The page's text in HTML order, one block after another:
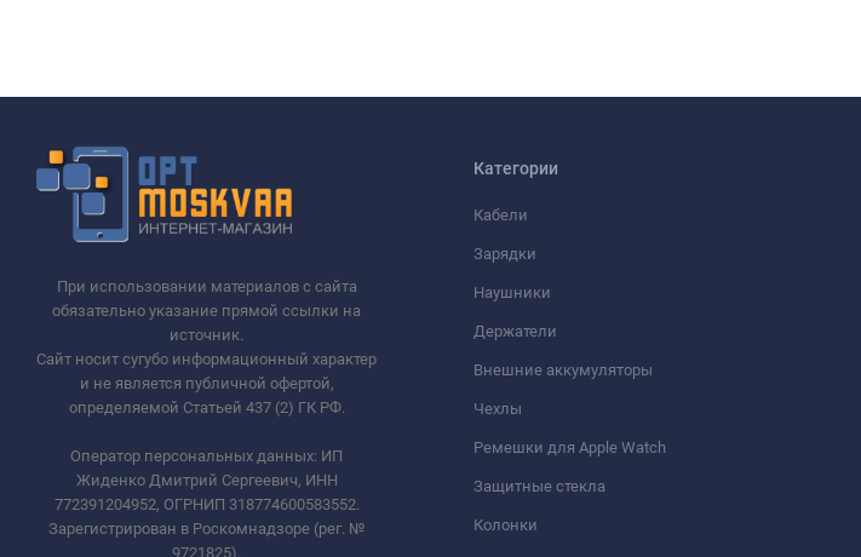
При использовании материалов с сайта
обязательно указание прямой ссылки на
источник.
Сайт носит сугубо информационный характер
и не является публичной офертой,
определяемой Статьей 437 (2) ГК РФ.
Оператор персональных данных: ИП
Жиденко Дмитрий Сергеевич, ИНН
772391204952, ОГРНИП 318774600583552.
Зарегистрирован в Роскомнадзоре (рег. №
9721825).
Категории
Кабели
Зарядки
Наушники
Держатели
Внешние аккумуляторы
Чехлы
Ремешки для Apple Watch
Защитные стекла
Колонки